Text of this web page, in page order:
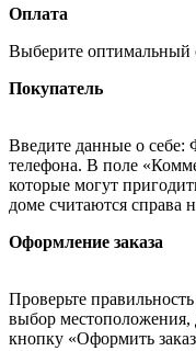
Оплата
Выберите оптимальный
Покупатель
Введите данные о
телефона. В поле
которые могут
доме считаются справа
Оформление заказа
Проверьте
выбор
кнопку «Оформить